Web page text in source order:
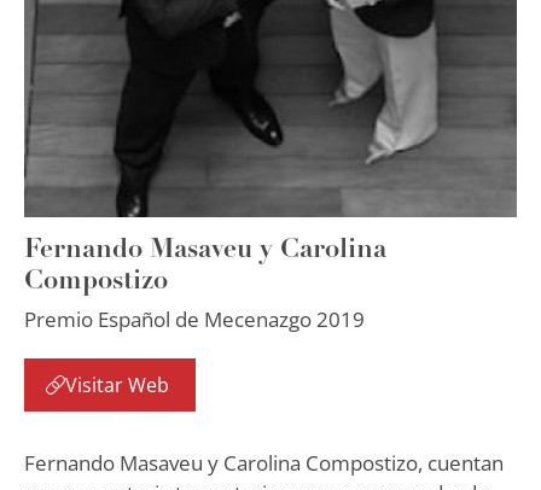
Fernando Masaveu y Carolina
Compostizo
Premio Español de Mecenazgo 2019
Visitar Web
Fernando Masaveu y Carolina Compostizo, cuentan